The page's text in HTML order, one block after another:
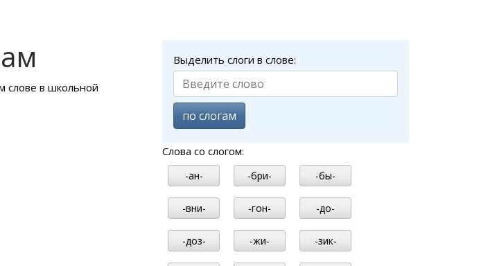
слове в школьной
Выделить слоги в слове:
по слогам
Слова со слогом:
-ан- -бри- -бы-
-вни- -гон- -до-
-доз- -жи- -зик-